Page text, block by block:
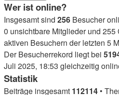
Wer ist online?
Insgesamt sind 256 Besucher
0 unsichtbare Mitglieder und 255
aktiven Besuchern der letzten 5
Der Besucherrekord liegt bei
Juli 2025, 18:53 gleichzeitig
Statistik
Beiträge insgesamt 112114 •